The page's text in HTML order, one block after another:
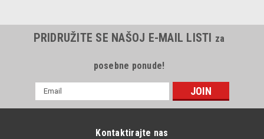
PRIDRUŽITE SE NAŠOJ E-MAIL LISTI za
posebne ponude!
mail
Kontaktirajte nas